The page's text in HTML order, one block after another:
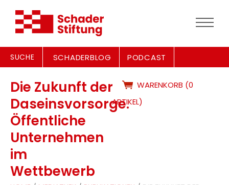
SUCHE SCHADERBLOG PODCAST
Die Zukunft der
Daseinsvorsorge.
Öffentliche
Unternehmen
im
Wettbewerb
WARENKORB (0
ARTIKEL)